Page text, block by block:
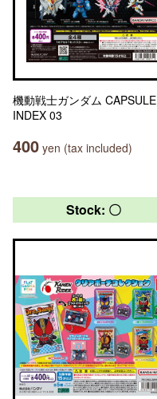
機動戦士ガンダム CAPSULE
INDEX 03
400 yen (tax included)
Stock: 〇